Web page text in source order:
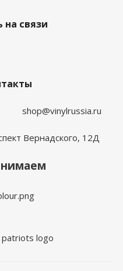
на связи
shop@vinylrussia.ru
Вернадского, 12Д